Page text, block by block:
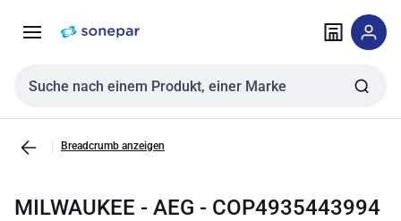
NavigationInhalt
Sucheingabe
Breadcrumb anzeigen
MILWAUKEE - AEG - COP4935443994